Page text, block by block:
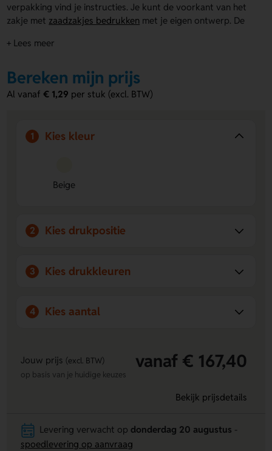
verpakking vind je instructies. Je kunt de voorkant van het
zakje met zaadzakjes bedrukken met je eigen ontwerp. De
leuk om te geven bij groene of culinaire campagnes.
Voordelen van de stokjes met
kruidenzaden
3 soorten kruiden:
basilicum en peterselie.
+ Lees meer
Bereken mijn prijs
Al vanaf€ 1,29 per stuk (excl. BTW)
1 Kies kleur
Beige
2 Kies drukpositie
3 Kies drukkleuren
4 Kies aantal
Jouw prijs (excl. BTW) vanaf € 167,40
op basis van je huidige keuzes
Bekijk prijsdetails
Levering verwacht op donderdag 20 augustus
spoedlevering op aanvraag